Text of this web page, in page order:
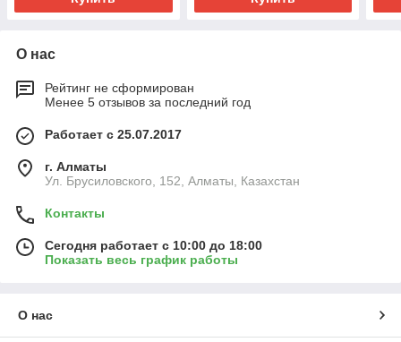
О нас
Рейтинг не сформирован
Менее 5 отзывов за последний год
Работает с 25.07.2017
г. Алматы
Ул. Брусиловского, 152, Алматы, Казахстан
Контакты
Сегодня работает с 10:00 до 18:00
Показать весь график работы
О нас